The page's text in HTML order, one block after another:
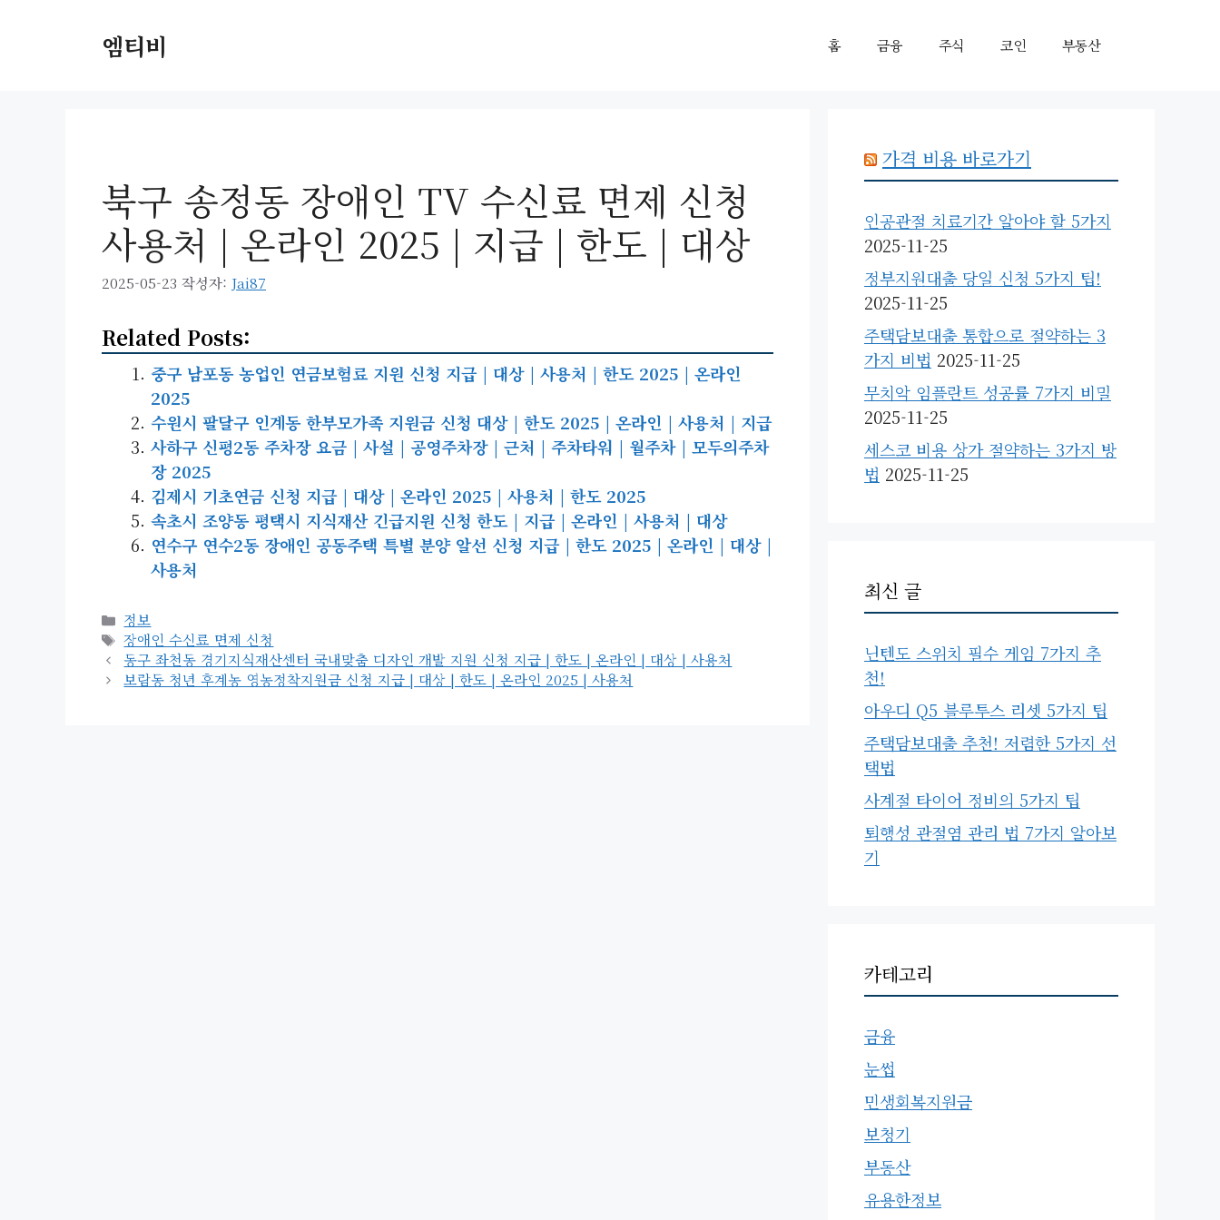
엠티비 홈 금융 주식 코인 부동산
북구 송정동 장애인 TV 수신료 면제 신청
사용처 | 온라인 2025 | 지급 | 한도 | 대상
2025-05-23 작성자: Jai87
Related Posts:
중구 남포동 농업인 연금보험료 지원 신청 지급 | 대상 | 사용처 | 한도 2025 | 온라인
2025
수원시 팔달구 인계동 한부모가족 지원금 신청 대상 | 한도 2025 | 온라인 | 사용처 | 지급
사하구 신평2동 주차장 요금 | 사설 | 공영주차장 | 근처 | 주차타워 | 월주차 | 모두의주차
장 2025
김제시 기초연금 신청 지급 | 대상 | 온라인 2025 | 사용처 | 한도 2025
속초시 조양동 평택시 지식재산 긴급지원 신청 한도 | 지급 | 온라인 | 사용처 | 대상
연수구 연수2동 장애인 공동주택 특별 분양 알선 신청 지급 | 한도 2025 | 온라인 | 대상 |
사용처
카
테
고
리
정보
태
그
장애인 수신료 면제 신청
동구 좌천동 경기지식재산센터 국내맞춤 디자인 개발 지원 신청 지급 | 한도 | 온라인 | 대상 | 사용처
보람동 청년 후계농 영농정착지원금 신청 지급 | 대상 | 한도 | 온라인 2025 | 사용처
가격 비용 바로가기
인공관절 치료기간 알아야 할 5가지
2025-11-25
정부지원대출 당일 신청 5가지 팁!
2025-11-25
주택담보대출 통합으로 절약하는 3
가지 비법 2025-11-25
무치악 임플란트 성공률 7가지 비밀
2025-11-25
세스코 비용 상가 절약하는 3가지 방
법 2025-11-25
최신 글
닌텐도 스위치 필수 게임 7가지 추
천!
아우디 Q5 블루투스 리셋 5가지 팁
주택담보대출 추천! 저렴한 5가지 선
택법
사계절 타이어 정비의 5가지 팁
퇴행성 관절염 관리 법 7가지 알아보
기
카테고리
금융
눈썹
민생회복지원금
보청기
부동산
유용한정보